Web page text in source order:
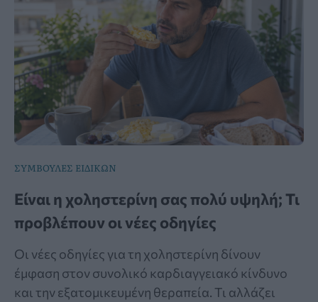
ΣΥΜΒΟΥΛΕΣ ΕΙΔΙΚΩΝ
Είναι η χοληστερίνη σας πολύ υψηλή; Τι
προβλέπουν οι νέες οδηγίες
Οι νέες οδηγίες για τη χοληστερίνη δίνουν
έμφαση στον συνολικό καρδιαγγειακό κίνδυνο
και την εξατομικευμένη θεραπεία. Τι αλλάζει